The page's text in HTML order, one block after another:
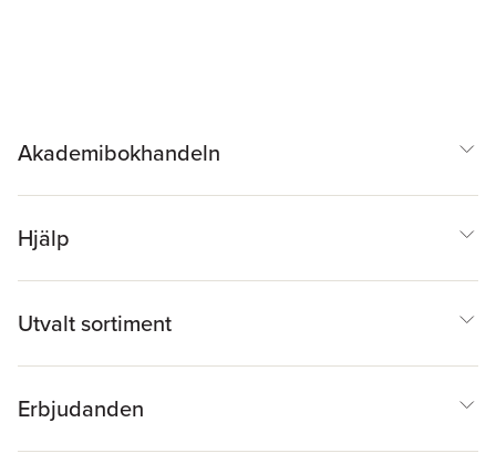
Akademibokhandeln
Hjälp
Utvalt sortiment
Erbjudanden